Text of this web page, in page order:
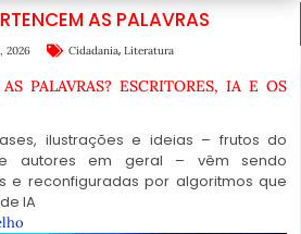
AS PALAVRAS
2026 Cidadania, Literatura
PALAVRAS? ESCRITORES, IA E OS
ilustrações e ideias – frutos do
autores em geral – vêm sendo
e reconfiguradas por algoritmos que
IA